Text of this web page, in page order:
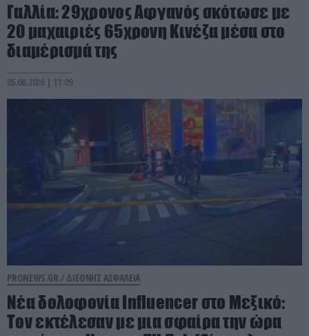
Γαλλία: 29χρονος Αφγανός σκότωσε με
20 μαχαιριές 65χρονη Κινέζα μέσα στο
διαμέρισμά της
05.08.2026 | 11:09
PRONEWS.GR / ΔΙΕΘΝΗΣ ΑΣΦΑΛΕΙΑ
Νέα δολοφονία Ιnfluencer στο Μεξικό:
Τον εκτέλεσαν με μια σφαίρα την ώρα